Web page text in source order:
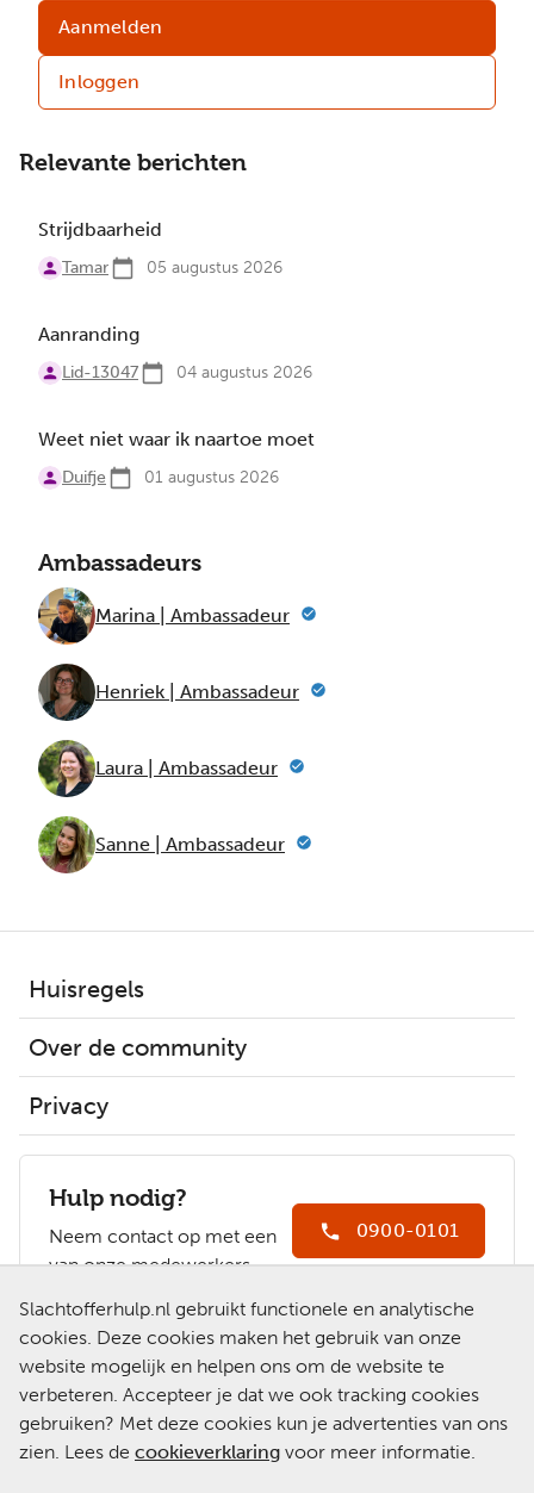
Slachtofferhulp.nl gebruikt functionele en analytische
cookies. Deze cookies maken het gebruik van onze
website mogelijk en helpen ons om de website te
verbeteren. Accepteer je dat we ook tracking cookies
gebruiken? Met deze cookies kun je advertenties van ons
zien. Lees de cookieverklaring voor meer informatie.
Aanmelden
Inloggen
Relevante berichten
Strijdbaarheid
Tamar 05 augustus 2026
Aanranding
Lid-13047 04 augustus 2026
Weet niet waar ik naartoe moet
Duifje 01 augustus 2026
Ambassadeurs
Marina | Ambassadeur
Henriek | Ambassadeur
Laura | Ambassadeur
Sanne | Ambassadeur
Huisregels
Over de community
Privacy
Hulp nodig?
Neem contact op met een
van onze medewerkers.
0900-0101
Slachtofferhulp.nl
Chat met een
medewerker